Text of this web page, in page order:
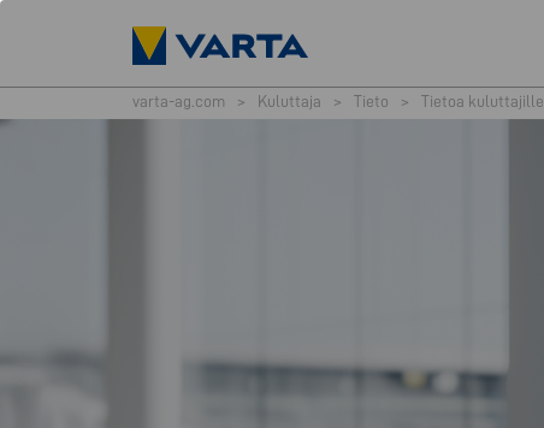
varta-ag.com > Kuluttaja > Tieto > Tietoa kuluttajille